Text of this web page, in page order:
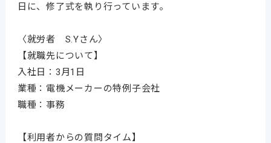
日に、修了式を執り行っています。
〈就労者 S.Yさん〉
【就職先について】
入社日：3月1日
業種：電機メーカーの特例子会社
職種：事務
【利用者からの質問タイム】